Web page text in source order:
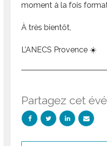
moment à la fois
À très bientôt,
L’ANECS Provence ☀️
Partagez cet